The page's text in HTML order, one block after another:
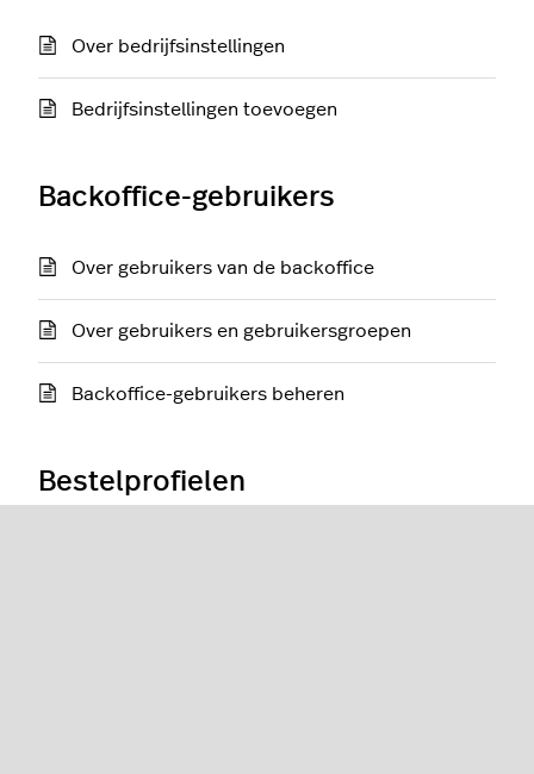
Over bedrijfsinstellingen
Bedrijfsinstellingen toevoegen
Backoffice-gebruikers
Over gebruikers van de backoffice
Over gebruikers en gebruikersgroepen
Backoffice-gebruikers beheren
Bestelprofielen